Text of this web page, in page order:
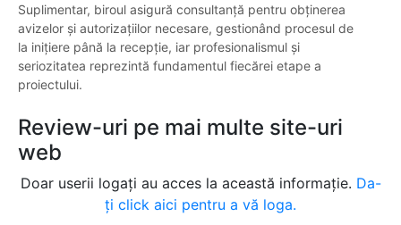
Suplimentar, biroul asigură consultanță pentru obținerea
avizelor și autorizațiilor necesare, gestionând procesul de
la inițiere până la recepție, iar profesionalismul și
seriozitatea reprezintă fundamentul fiecărei etape a
proiectului.
Review-uri pe mai multe site-uri
web
Doar userii logați au acces la această informație. Da-
ți click aici pentru a vă loga.